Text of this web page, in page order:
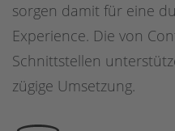
sorgen damit für eine
Experience. Die von
Schnittstellen
zügige Umsetzung.